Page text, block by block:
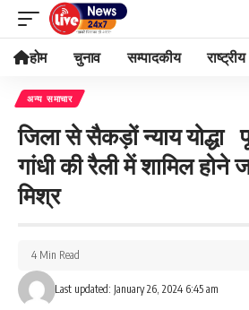
होम चुनाव सम्पादकीय राष्ट्रीय
अन्य समाचार
जिला से सैकड़ों न्याय योद्धा
गांधी की रैली में शामिल होने
मिश्र
Last updated: January 26, 2024 6:45 am
4 Min Read